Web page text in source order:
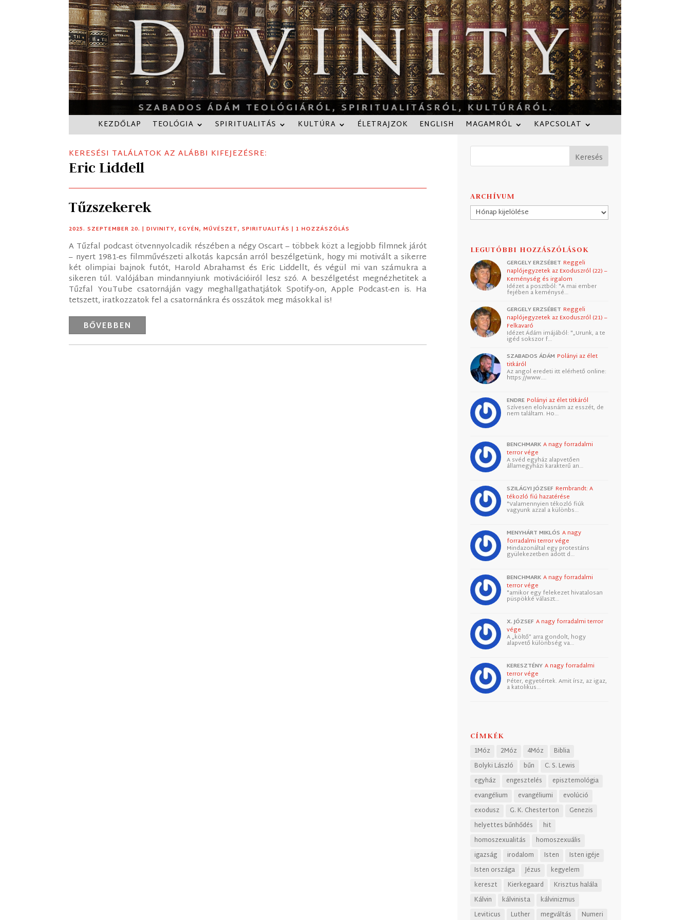
KEZDŐLAP TEOLÓGIA SPIRITUALITÁS KULTÚRA ÉLETRAJZOK ENGLISH MAGAMRÓL KAPCSOLAT
KERESÉSI TALÁLATOK AZ ALÁBBI KIFEJEZÉSRE:
Eric Liddell
Tűzszekerek
2025. SZEPTEMBER 20. |DIVINITY,EGYÉN,MŰVÉSZET,SPIRITUALITÁS | 1 HOZZÁSZÓLÁS
A Tűzfal podcast ötvennyolcadik részében a négy Oscart – többek közt a legjobb filmnek járót
– nyert 1981-es filmművészeti alkotás kapcsán arról beszélgetünk, hogy mi motivált a sikerre
két olimpiai bajnok futót, Harold Abrahamst és Eric Liddellt, és végül mi van számukra a
sikeren túl. Valójában mindannyiunk motivációiról lesz szó. A beszélgetést megnézhetitek a
Tűzfal YouTube csatornáján vagy meghallgathatjátok Spotify-on, Apple Podcast-en is. Ha
tetszett, iratkozzatok fel a csatornánkra és osszátok meg másokkal is!
BŐVEBBEN
ARCHÍVUM
Archívum
LEGUTÓBBI HOZZÁSZÓLÁSOK
GERGELY ERZSÉBET Reggeli
naplójegyzetek az Exoduszról (22) –
Keménység és irgalom
Idézet a posztból: "A mai ember
fejében a keménysé…
GERGELY ERZSÉBET Reggeli
naplójegyzetek az Exoduszról (21) –
Felkavaró
Idézet Ádám imájából: "„Urunk, a te
igéd sokszor f…
SZABADOS ÁDÁM Polányi az élet
titkáról
Az angol eredeti itt elérhető online:
https://www.…
ENDRE Polányi az élet titkáról
Szívesen elolvasnám az esszét, de
nem találtam. Ho…
BENCHMARK A nagy forradalmi
terror vége
A svéd egyház alapvetően
államegyházi karakterű an…
SZILÁGYI JÓZSEF Rembrandt: A
tékozló fiú hazatérése
"Valamennyien tékozló fiúk
vagyunk azzal a különbs…
MENYHÁRT MIKLÓS A nagy
forradalmi terror vége
Mindazonáltal egy protestáns
gyülekezetben adott d…
BENCHMARK A nagy forradalmi
terror vége
"amikor egy felekezet hivatalosan
püspökké választ…
X. JÓZSEF A nagy forradalmi terror
vége
A „költő” arra gondolt, hogy
alapvető különbség va…
KERESZTÉNY A nagy forradalmi
terror vége
Péter, egyetértek. Amit írsz, az igaz,
a katolikus…
CÍMKÉK
1Móz 2Móz 4Móz
Biblia
Bolyki László
bűn
C. S. Lewis
egyház
engesztelés
episztemológia
evangélium
evangéliumi
evolúció
exodusz
G. K. Chesterton
Genezis
helyettes bűnhődés
hit
homoszexualitás
homoszexuális
igazság
irodalom Isten
Isten igéje
Isten országa
Jézus
kegyelem
kereszt
Kierkegaard
Krisztus halála
Kálvin
kálvinista
kálvinizmus
Leviticus
Luther megváltás Numeri